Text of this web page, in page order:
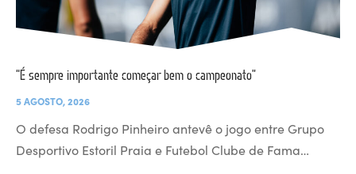
“É sempre importante começar bem o campeonato”
5 AGOSTO, 2026
O defesa Rodrigo Pinheiro antevê o jogo entre Grupo
Desportivo Estoril Praia e Futebol Clube de Fama…